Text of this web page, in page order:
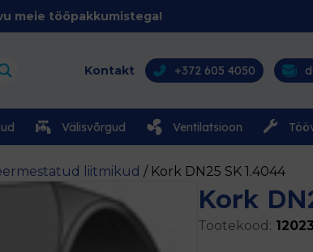
meie tööpakkumistega!
Kontakt +372 605 4050
Välisvõrgud Ventilatsioon
liitmikud / Kork DN25 SK 1.4044
Kork
Tootekood: